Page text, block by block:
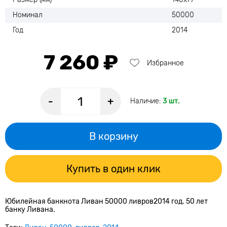
Номинал
50000
Год
2014
7 260 ₽ Избранное
- + Наличие: 3 шт.
В корзину
Купить в один клик
Юбилейная банкнота Ливан 50000 ливров2014 год. 50 лет
банку Ливана.